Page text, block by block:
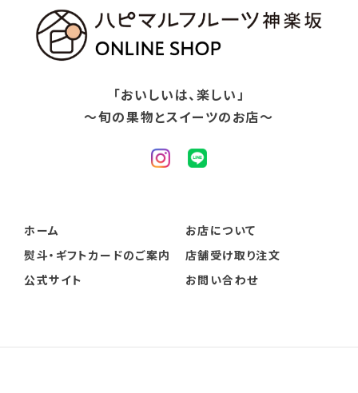
「おいしいは、楽しい」
〜旬の果物とスイーツのお店〜
ホーム
お店について
熨斗・ギフトカードのご案内
店舗受け取り注文
公式サイト
お問い合わせ